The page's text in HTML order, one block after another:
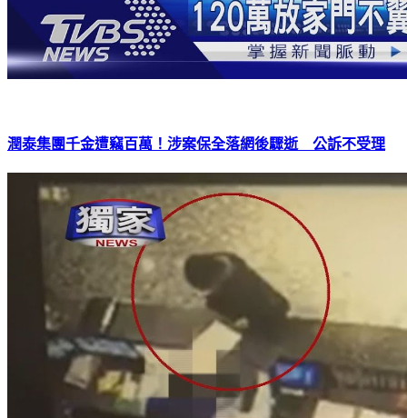
潤泰集團千金遭竊百萬！涉案保全落網後驟逝 公訴不受理